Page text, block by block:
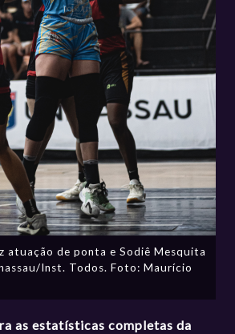
atuação de ponta e Sodiê Mesquita
Inst. Todos. Foto: Maurício
as estatísticas completas da